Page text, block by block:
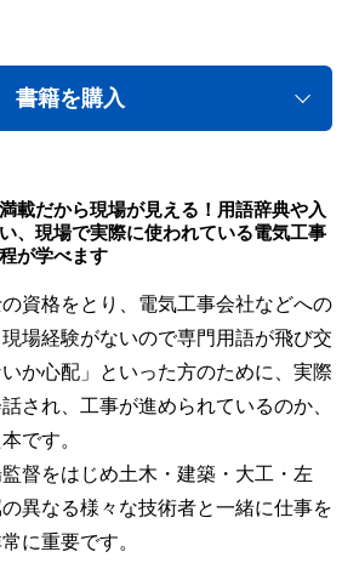
書籍を購入
載だから現場が見える！用語辞典や入
、現場で実際に使われている電気工事
が学べます
資格をとり、電気工事会社などへの
場経験がないので専門用語が飛び交
か心配」といった方のために、実際
され、工事が進められているのか、
です。
督をはじめ土木・建築・大工・左
異なる様々な技術者と一緒に仕事を
に重要です。